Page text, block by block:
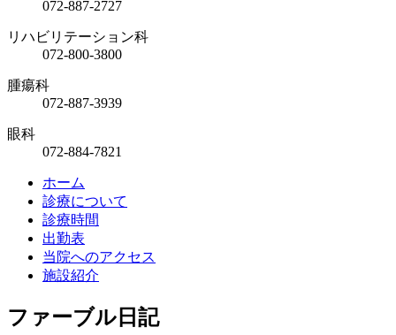
072-887-2727
リハビリテーション科
072-800-3800
腫瘍科
072-887-3939
眼科
072-884-7821
ホーム
診療について
診療時間
出勤表
当院へのアクセス
施設紹介
ファーブル日記